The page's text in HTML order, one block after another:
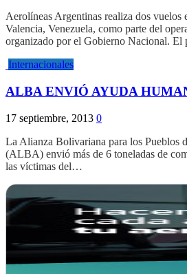
Aerolíneas Argentinas realiza dos vuelos
Valencia, Venezuela, como parte del
organizado por el Gobierno Nacional.
Internacionales
ALBA ENVIÓ AYUDA
17 septiembre, 2013 0
La Alianza Bolivariana para los Pueblos
(ALBA) envió más de 6 toneladas de
las víctimas del…